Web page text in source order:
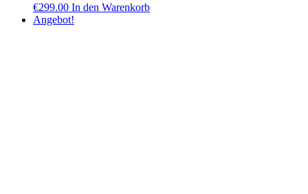
€299.00 In den Warenkorb
Angebot!